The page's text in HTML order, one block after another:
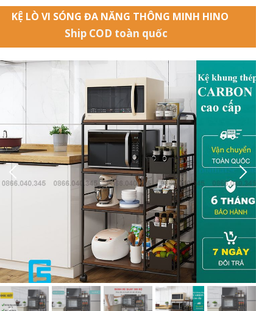
Ship COD toàn quốc
KỆ LÒ VI SÓNG ĐA NĂNG THÔNG MINH HINO